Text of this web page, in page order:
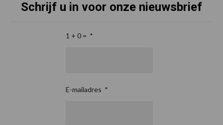
Schrijf u in voor onze nieuwsbrief
1 + 0 = *
E-mailadres *